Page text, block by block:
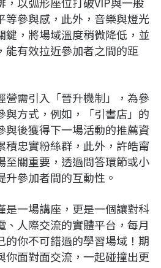
等參與感，此外，音樂與燈光
鍵，將場域溫度稍微降低，並
能有效拉近參加者之間的距
營需引入「晉升機制」，為參
與方式，例如，「引書店」的
與後獲得下一場活動的推薦資
積忠實粉絲群，此外，許皓甯
至關重要，透過問答環節或小
參加者間的互動性。
是一場講座，更是一個讓對科
、人際交流的實體平台，每月
的你不可錯過的學習場域！期
你面對面交流，一起碰撞出更